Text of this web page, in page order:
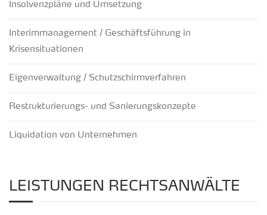
Insolvenzpläne und Umsetzung
Interimmanagement / Geschäftsführung in
Krisensituationen
Eigenverwaltung / Schutzschirmverfahren
Restrukturierungs- und Sanierungskonzepte
Liquidation von Unternehmen
LEISTUNGEN RECHTSANWÄLTE